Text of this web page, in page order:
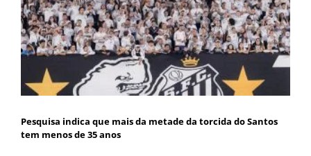
Pesquisa indica que mais da metade da torcida do Santos
tem menos de 35 anos